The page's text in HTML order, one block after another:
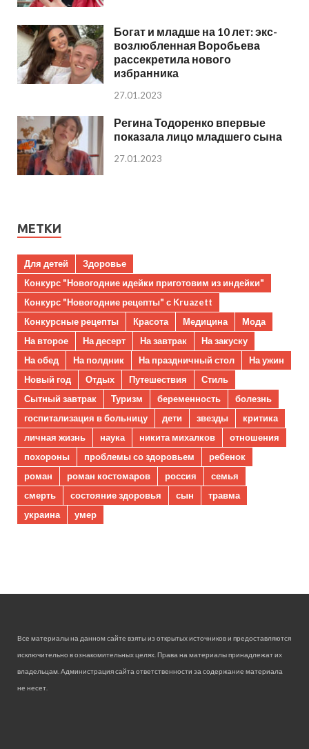
Богат и младше на 10 лет: экс-
возлюбленная Воробьева
рассекретила нового
избранника
27.01.2023
Регина Тодоренко впервые
показала лицо младшего сына
27.01.2023
МЕТКИ
Для детей
Здоровье
Конкурс "Новогодние идейки приготовим из индейки"
Конкурс "Новогодние рецепты" с Kruazett
Конкурсные рецепты
Красота Медицина
Мода
На второе
На десерт На завтрак
На закуску
На обед
На полдник На праздничный стол
На ужин
Новый год
Отдых Путешествия
Стиль
Сытный завтрак
Туризм беременность
болезнь
госпитализация в больницу
дети звезды
критика
личная жизнь
наука никита михалков
отношения
похороны
проблемы со здоровьем
ребенок
роман
роман костомаров россия
семья
смерть
состояние здоровья сын
травма
украина
умер
Все материалы на данном сайте взяты из открытых источников и предоставляются
исключительно в ознакомительных целях. Права на материалы принадлежат их
владельцам. Администрация сайта ответственности за содержание материала
не несет.